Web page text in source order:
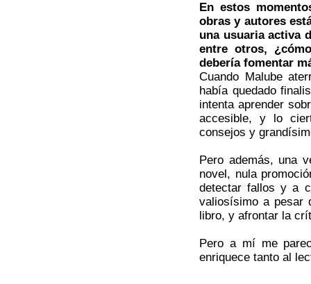
En estos
obras y autores
una usuaria activa
entre otros,
debería fomentar
Cuando Malube
había quedado
intenta aprender
accesible, y lo
consejos y
Pero además, una
novel, nula
detectar fallos y a
valiosísimo a pesar
libro, y afrontar la
Pero a mí me
enriquece tanto al